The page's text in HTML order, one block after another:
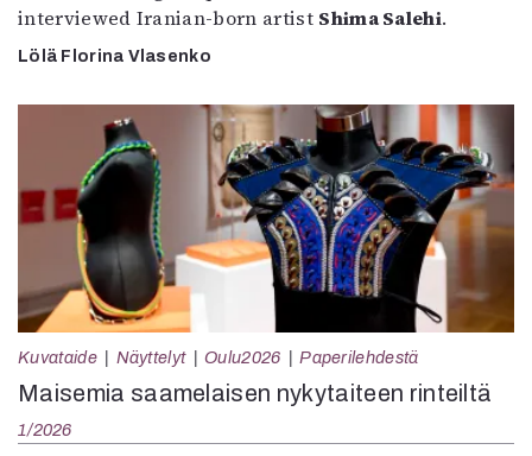
interviewed Iranian-born artist Shima Salehi.
Lölä Florina Vlasenko
Kuvataide Näyttelyt Oulu2026 Paperilehdestä
Maisemia saamelaisen nykytaiteen rinteiltä
1/2026